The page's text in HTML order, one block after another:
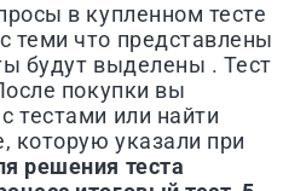
в купленном тесте
теми что представлены
будут выделены . Тест
покупки вы
тестами или найти
которую указали при
решения теста